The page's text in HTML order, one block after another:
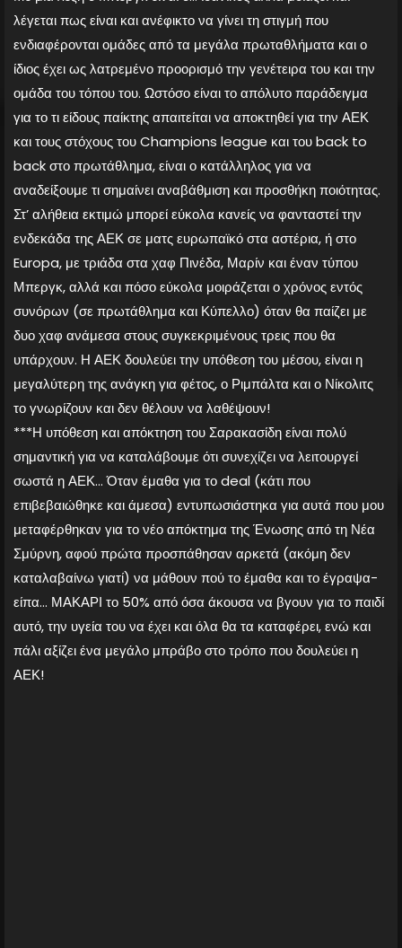
λέγεται πως είναι και ανέφικτο να γίνει τη στιγμή που
ενδιαφέρονται ομάδες από τα μεγάλα πρωταθλήματα και ο
ίδιος έχει ως λατρεμένο προορισμό την γενέτειρα του και την
ομάδα του τόπου του. Ωστόσο είναι το απόλυτο παράδειγμα
για το τι είδους παίκτης απαιτείται να αποκτηθεί για την ΑΕΚ
και τους στόχους του Champions league και του back to
back στο πρωτάθλημα, είναι ο κατάλληλος για να
αναδείξουμε τι σημαίνει αναβάθμιση και προσθήκη ποιότητας.
Στ’ αλήθεια εκτιμώ μπορεί εύκολα κανείς να φανταστεί την
ενδεκάδα της ΑΕΚ σε ματς ευρωπαϊκό στα αστέρια, ή στο
Europa, με τριάδα στα χαφ Πινέδα, Μαρίν και έναν τύπου
Μπεργκ, αλλά και πόσο εύκολα μοιράζεται ο χρόνος εντός
συνόρων (σε πρωτάθλημα και Κύπελλο) όταν θα παίζει με
δυο χαφ ανάμεσα στους συγκεκριμένους τρεις που θα
υπάρχουν. Η ΑΕΚ δουλεύει την υπόθεση του μέσου, είναι η
μεγαλύτερη της ανάγκη για φέτος, ο Ριμπάλτα και ο Νίκολιτς
το γνωρίζουν και δεν θέλουν να λαθέψουν!
***Η υπόθεση και απόκτηση του Σαρακασίδη είναι πολύ
σημαντική για να καταλάβουμε ότι συνεχίζει να λειτουργεί
σωστά η ΑΕΚ… Όταν έμαθα για το deal (κάτι που
επιβεβαιώθηκε και άμεσα) εντυπωσιάστηκα για αυτά που μου
μεταφέρθηκαν για το νέο απόκτημα της Ένωσης από τη Νέα
Σμύρνη, αφού πρώτα προσπάθησαν αρκετά (ακόμη δεν
καταλαβαίνω γιατί) να μάθουν πού το έμαθα και το έγραψα-
είπα… ΜΑΚΑΡΙ το 50% από όσα άκουσα να βγουν για το παιδί
αυτό, την υγεία του να έχει και όλα θα τα καταφέρει, ενώ και
πάλι αξίζει ένα μεγάλο μπράβο στο τρόπο που δουλεύει η
ΑΕΚ!